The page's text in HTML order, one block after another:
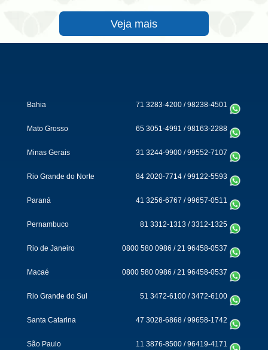
Veja mais
Bahia 71 3283-4200 /98238-4501
Mato Grosso 65 3051-4991 /98163-2288
Minas Gerais 31 3244-9900 /99552-7107
Rio Grande do Norte 84 2020-7714 /99122-5593
Paraná 41 3256-6767 /99657-0511
Pernambuco 81 3312-1313 /3312-1325
Rio de Janeiro 0800 580 0986 /21 96458-0537
Macaé 0800 580 0986 /21 96458-0537
Rio Grande do Sul 51 3472-6100 /3472-6100
Santa Catarina 47 3028-6868 /99658-1742
São Paulo 11 3876-8500 /96419-4171